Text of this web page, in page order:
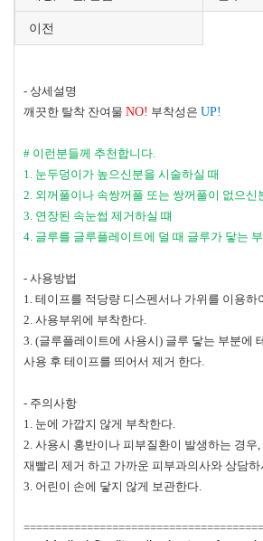
이전
- 상세설명
깨끗한 탈착 잔여물 NO! 부착성은 UP!
# 이런분들께 추천합니다.
1. 눈두덩이가 높으신분을 시술하실 때
2. 외꺼풀이나 속쌍꺼풀 또는 쌍꺼풀이 없으신
3. 연장된 속눈썹 제거하실 떄
4. 글루를 글루플레이트에 덜 때 글루가 닿는
- 사용방법
1. 테이프를 적당량 디스펜서나 가위를 이용하
2. 사용부위에 부착한다.
3. (글루플레이트에 사용시) 글루 닿는 부분에
사용 후 테이프를 띄어서 제거 한다.
- 주의사항
1. 눈에 가깝지 않게 부착한다.
2. 사용시 홍반이나 피부질환이 발생하는 경우,
재빨리 제거 하고 가까운 피부과의사와 상담
3. 어린이 손에 닿지 않게 보관한다.